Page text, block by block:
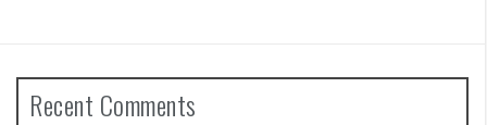
Recent Comments